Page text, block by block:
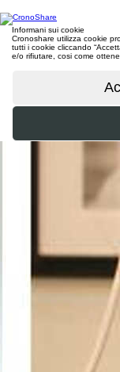
Informani sui cookie
Cronoshare utilizza cookie
tutti i cookie cliccando
e/o rifiutare, cosi come